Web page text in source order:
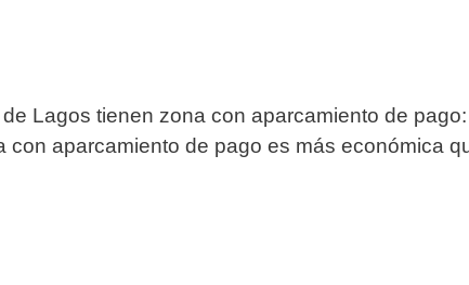
Lagos tienen zona con aparcamiento de
con aparcamiento de pago es más económica